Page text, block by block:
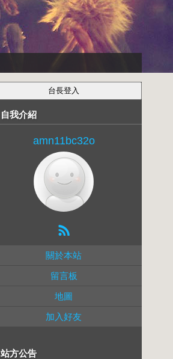
自我介紹
amn11bc32o
關於本站
留言板
地圖
加入好友
站方公告